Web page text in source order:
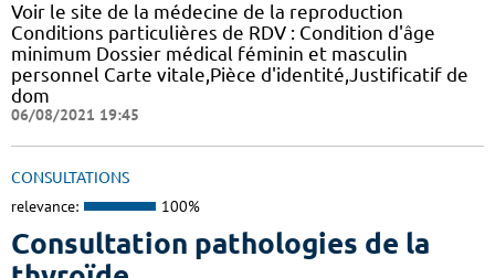
Voir le site de la médecine de la reproduction
Conditions particulières de RDV : Condition d'âge
minimum Dossier médical féminin et masculin
personnel Carte vitale,Pièce d'identité,Justificatif de
dom
06/08/2021 19:45
CONSULTATIONS
relevance: 100%
Consultation pathologies de la